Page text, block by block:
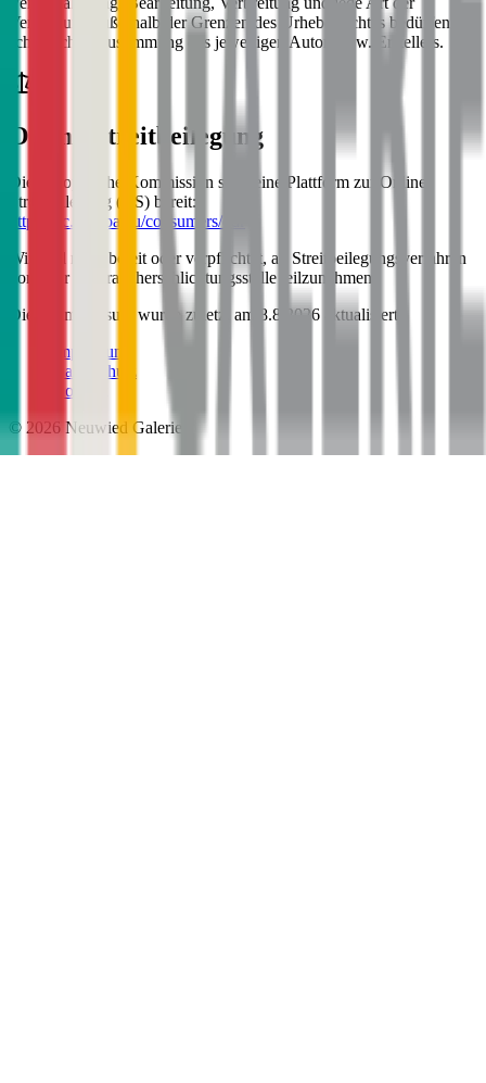
Verwertung außerhalb der Grenzen des Urheberrechtes bedürfen der
schriftlichen Zustimmung des jeweiligen Autors bzw. Erstellers.
Online-Streitbeilegung
Die Europäische Kommission stellt eine Plattform zur Online-
Streitbeilegung (OS) bereit:
https://ec.europa.eu/consumers/odr
Wir sind nicht bereit oder verpflichtet, an Streitbeilegungsverfahren
vor einer Verbraucherschlichtungsstelle teilzunehmen.
Dieses Impressum wurde zuletzt am
8.8.2026 aktualisiert.
Impressum
Datenschutz
Kontakt
© 2026 Neuwied Galerie